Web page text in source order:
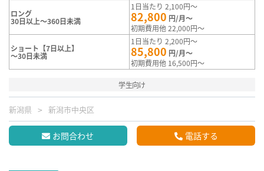
ロング
30日以上～360日未満
1日当たり 2,100円～
82,800 円/月～
初期費用他 22,000円～
ショート【7日以上】
～30日未満
1日当たり 2,200円～
85,800 円/月～
初期費用他 16,500円～
学生向け
新潟県 新潟市中央区
お問合わせ 電話する